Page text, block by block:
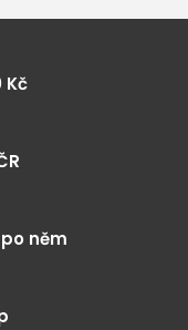
Kč
něm